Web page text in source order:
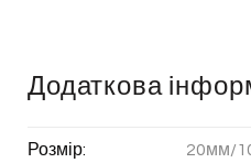
Додаткова
Розмір: 20мм/